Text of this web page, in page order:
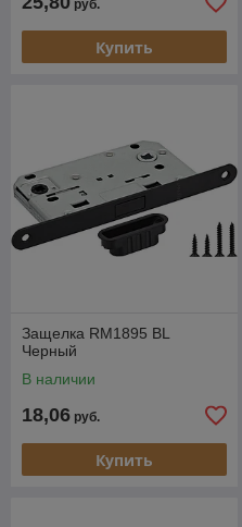
руб.
Купить
Защелка RM1895 BL
Черный
В наличии
18,06 руб.
Купить